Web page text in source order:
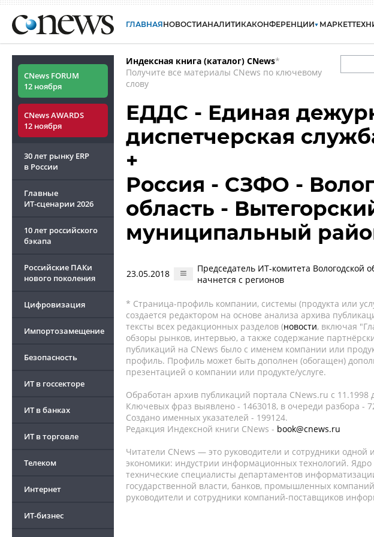
ГЛАВНАЯНОВОСТИАНАЛИТИКАКОНФЕРЕНЦИИ МАРКЕТ
CNews FORUM
12 ноября
CNews AWARDS
12 ноября
30 лет рынку ERP
в России
Главные
ИТ-сценарии 2026
10 лет российского
бэкапа
Российские ПАКи
нового поколения
Цифровизация
Импортозамещение
Безопасность
ИТ в госсекторе
ИТ в банках
ИТ в торговле
Телеком
Интернет
ИТ-бизнес
Индексная книга (каталог) CNews*
Получите все материалы CNews по ключевому
слову
ЕДДС - Единая
диспетчерская
+
Россия - СЗФО -
область -
муниципальный
23.05.2018
Председатель ИТ-комитета Вологодской
начнется с регионов
* Страница-профиль компании, системы (продукта или
создается редактором на основе анализа архива
тексты всех редакционных разделов (новости, включая
обзоры рынков, интервью, а также содержание
публикаций на CNews было с именем компании или
профиль. Профиль может быть дополнен (обогащен)
презентацией о компании или продукте/услуге.
Обработан архив публикаций портала CNews.ru c 11.1998
Ключевых фраз выявлено - 1463018, в очереди разбора -
Создано именных указателей - 199124.
Редакция Индексной книги CNews - book@cnews.ru
Читатели CNews — это руководители и сотрудники
экономики: индустрии информационных технологий.
технические специалисты департаментов
государственной власти, банков, промышленных
руководители и сотрудники компаний-поставщиков